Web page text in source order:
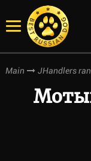
Main JHandlers